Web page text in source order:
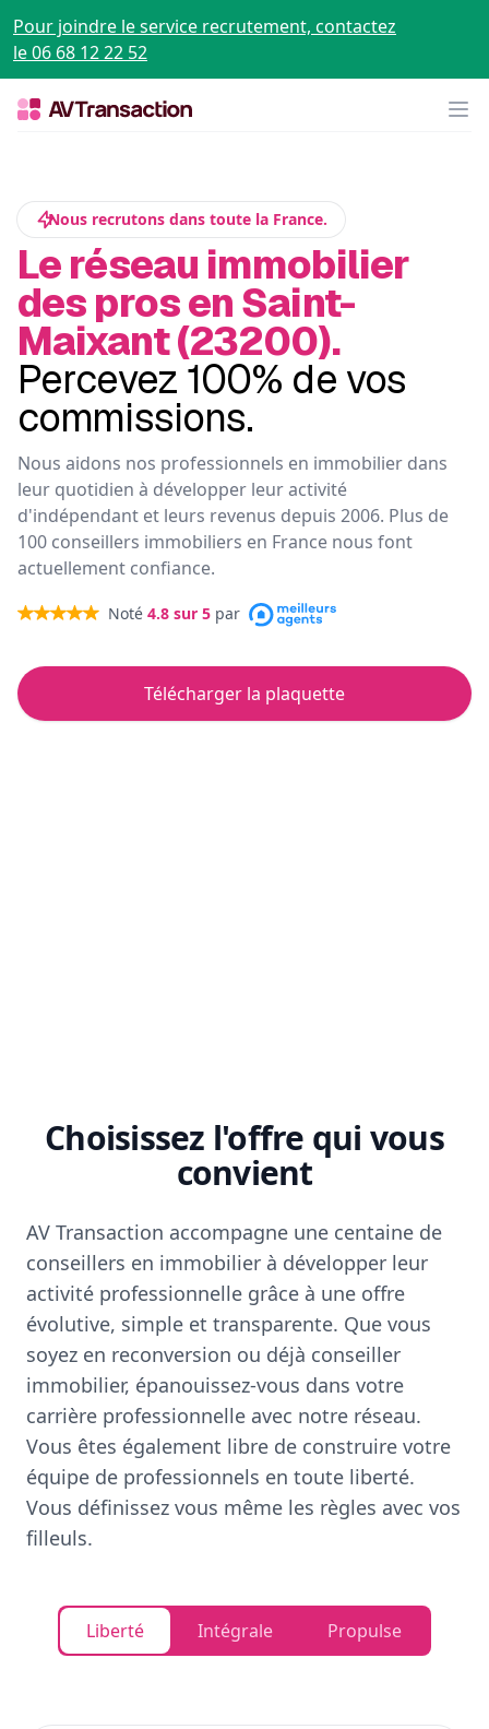
Pour joindre le service recrutement, contactez
le 06 68 12 22 52
Nous recrutons dans toute la France.
Le réseau immobilier
des pros en Saint-
Maixant (23200).
Percevez 100% de vos
commissions.
Nous aidons nos professionnels en immobilier dans
leur quotidien à développer leur activité
d'indépendant et leurs revenus depuis 2006. Plus de
100 conseillers immobiliers en France nous font
actuellement confiance.
Noté 4.8 sur 5 par
Télécharger la plaquette
Choisissez l'offre qui vous
convient
AV Transaction accompagne une centaine de
conseillers en immobilier à développer leur
activité professionnelle grâce à une offre
évolutive, simple et transparente. Que vous
soyez en reconversion ou déjà conseiller
immobilier, épanouissez-vous dans votre
carrière professionnelle avec notre réseau.
Vous êtes également libre de construire votre
équipe de professionnels en toute liberté.
Vous définissez vous même les règles avec vos
filleuls.
Liberté Intégrale Propulse